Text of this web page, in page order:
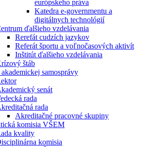
európskeho práva
Katedra e-governmentu a
digitálnych technológií
ďalšieho vzdelávania
Rerefát cudzích jazykov
Referát športu a voľnočasových aktivít
Inštitút ďalšieho vzdelávania
štáb
samosprávy
senát
rada
rada
Akreditačné pracovné skupiny
komisia VŠEM
kvality
komisia